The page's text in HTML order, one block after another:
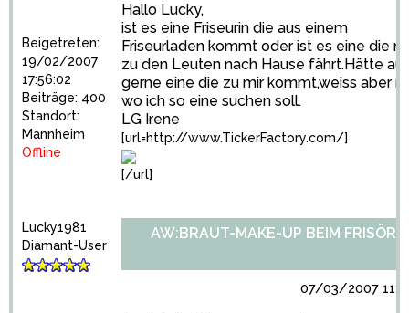
Beigetreten:
19/02/2007
17:56:02
Beiträge: 400
Standort:
Mannheim
Offline
Hallo Lucky,
ist es eine Friseurin die aus einem
Friseurladen kommt oder ist es eine die
zu den Leuten nach Hause fährt.Hätte
gerne eine die zu mir kommt,weiss aber
wo ich so eine suchen soll.
LG Irene
[url=http://www.TickerFactory.com/]
[/url]
Lucky1981
Diamant-User
AW:BRAUT-MAKE-UP BEIM FRISÖR?
07/03/2007